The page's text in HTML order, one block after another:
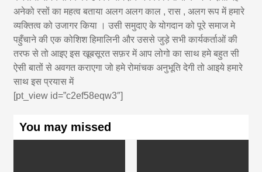
अनेको रसों का महत्व बताया अलग अलग काल , रास , अलग रूप में हमारे
व्यक्तित्व को उजागर किया । उसी समुदाए के योगदान को पूरे समाज मे
पहुँचाने की एक कोशिश हिमालिनी और उससे जुड़े सभी कार्यकर्ताओं की
तरफ से तो आइए इस खूबसूरत सफ़र में आप लोगो का साथ हमे बहुत सी
ऐसी बातों से अवगत कराएगा जो हमे रोमांचक अनुभूति देगी तो आइये हमारे
साथ इस प्रयास में
[pt_view id=”c2ef58eqw3″]
You may missed